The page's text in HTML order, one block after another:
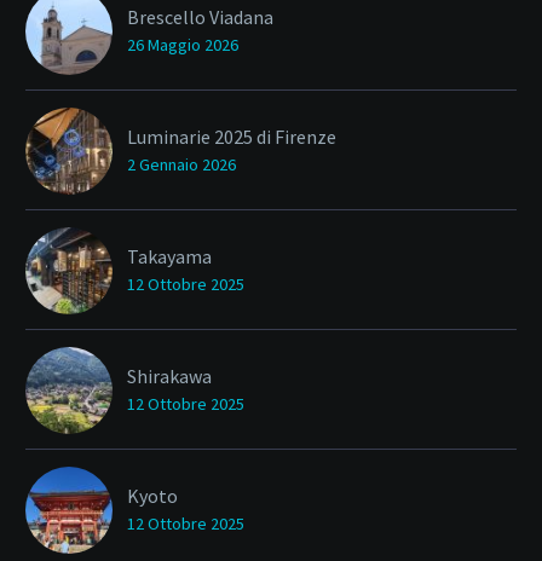
Brescello Viadana
26 Maggio 2026
Luminarie 2025 di Firenze
2 Gennaio 2026
Takayama
12 Ottobre 2025
Shirakawa
12 Ottobre 2025
Kyoto
12 Ottobre 2025